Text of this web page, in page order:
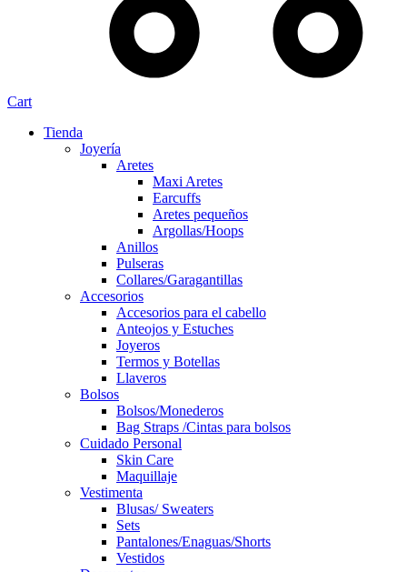
Cart
Tienda
Joyería
Aretes
Maxi Aretes
Earcuffs
Aretes pequeños
Argollas/Hoops
Anillos
Pulseras
Collares/Garagantillas
Accesorios
Accesorios para el cabello
Anteojos y Estuches
Joyeros
Termos y Botellas
Llaveros
Bolsos
Bolsos/Monederos
Bag Straps /Cintas para bolsos
Cuidado Personal
Skin Care
Maquillaje
Vestimenta
Blusas/ Sweaters
Sets
Pantalones/Enaguas/Shorts
Vestidos